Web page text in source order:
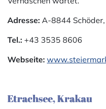
Adresse: A-8844
Tel.: +43 3535 8606
Webseite:
Etrachsee, Krakau